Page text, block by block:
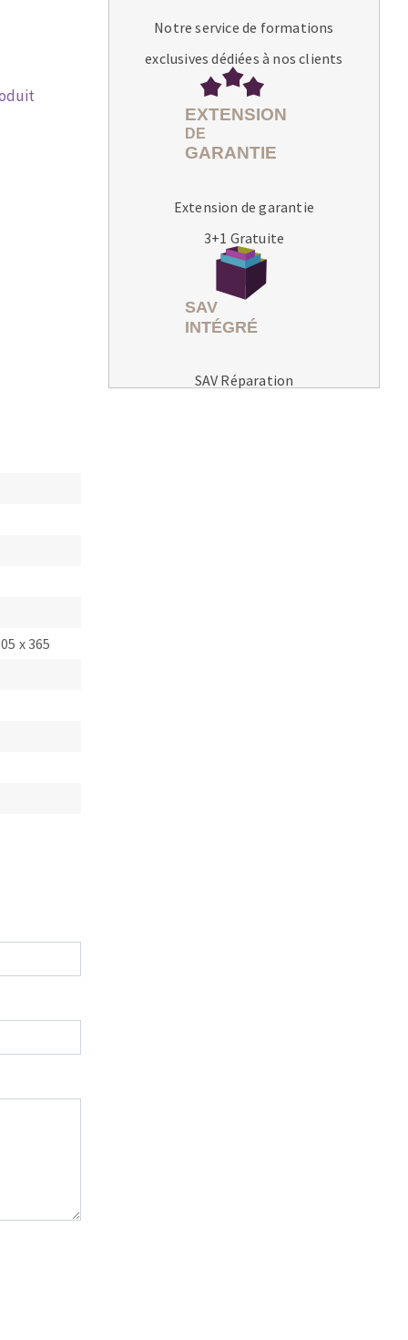
MACHINES POUR LE TRAVAIL DU
MÉTAL
Tronçonneuses
x 365
Notre service de formations
exclusives dédiées à nos clients
Extension de garantie
3+1 Gratuite
SAV Réparation